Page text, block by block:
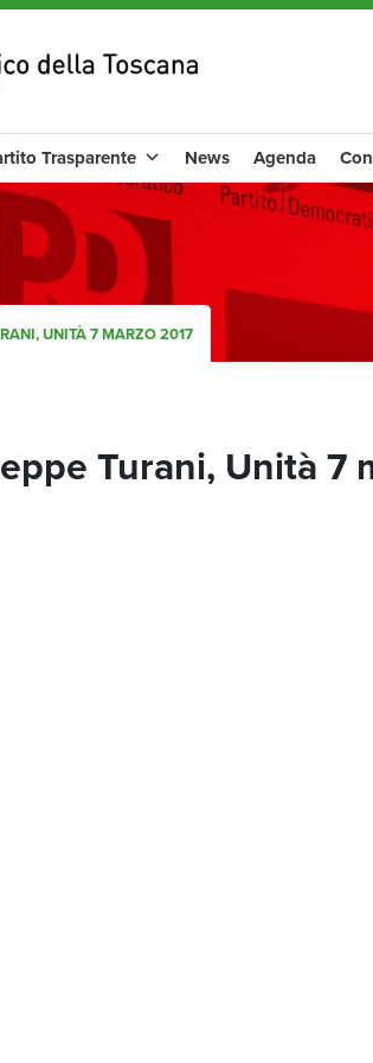
Trasparente News Agenda
UNITÀ 7 MARZO 2017
Turani, Unità 7